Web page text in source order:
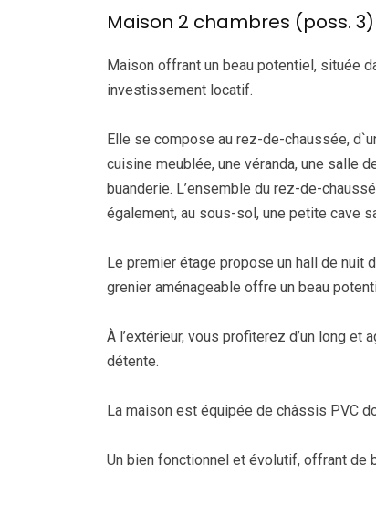
Maison 2 chambres (poss.
Maison offrant un beau potentiel, située
investissement locatif.
Elle se compose au rez-de-chaussée,
cuisine meublée, une véranda, une salle
buanderie. L’ensemble du rez-de-
également, au sous-sol, une petite cave
Le premier étage propose un hall de nuit
grenier aménageable offre un beau
À l’extérieur, vous profiterez d’un long et
détente.
La maison est équipée de châssis PVC
Un bien fonctionnel et évolutif, offrant de